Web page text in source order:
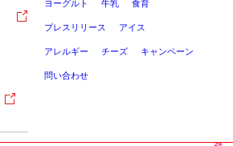
ヨーグルト 牛乳 食育
プレスリリース アイス
アレルギー チーズ キャンペーン
問い合わせ